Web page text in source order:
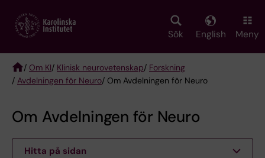
main
Sök English Meny
Breadcrumb
/ Om KI/ Klinisk neurovetenskap/ Forskning
/ Avdelningen för Neuro/ Om Avdelningen för Neuro
Om Avdelningen för Neuro
Hitta på sidan